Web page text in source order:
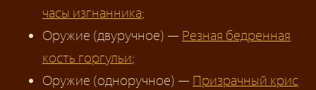
часы изгнанника;
Оружие (двуручное) — Резная бедренная
кость горгульи;
Оружие (одноручное) — Призрачный крис